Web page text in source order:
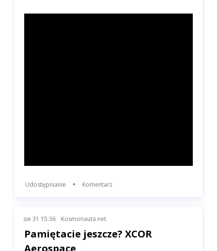
sie 31 15:36 Kosmonauta.net
Pamiętacie jeszcze? XCOR